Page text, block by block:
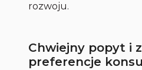
rozwoju.
Chwiejny popyt i
preferencje